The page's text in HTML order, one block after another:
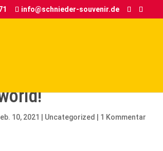
info@schnieder-souvenir.de
10, 2021 Uncategorized 1 Kommentar